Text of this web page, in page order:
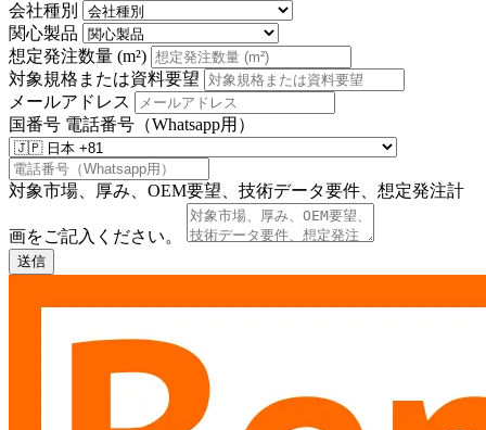
会社種別
関心製品
想定発注数量 (m²)
対象規格または資料要望
メールアドレス
国番号 電話番号（Whatsapp用）
対象市場、厚み、OEM要望、技術データ要件、想定発注計
画をご記入ください。
送信